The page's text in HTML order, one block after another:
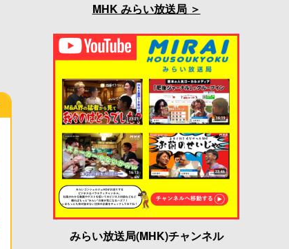
MHK みらい放送局
みらい放送局(MHK)チャンネル